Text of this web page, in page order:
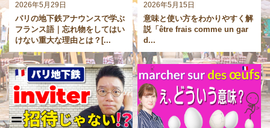
2026年5月29日
パリの地下鉄アナウンスで学ぶ
フランス語｜忘れ物をしてはい
けない重大な理由とは？[...
2026年5月15日
意味と使い方をわかりやすく解
説「être frais comme un gar
d...